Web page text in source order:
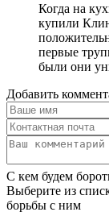
Когда на
купили
первые
были они
Добавить
С кем будем
Выберите из
борьбы с ним